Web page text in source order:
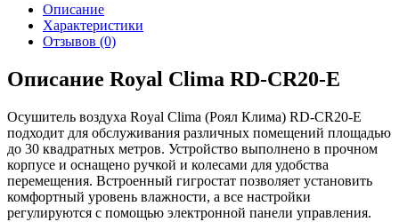
Описание
Характеристики
Отзывов (0)
Описание Royal Clima RD-CR20-E
Осушитель воздуха Royal Clima (Роял Клима) RD-CR20-E
подходит для обслуживания различных помещений площадью
до 30 квадратных метров. Устройство выполнено в прочном
корпусе и оснащено ручкой и колесами для удобства
перемещения. Встроенный гигростат позволяет установить
комфортный уровень влажности, а все настройки
регулируются с помощью электронной панели управления.